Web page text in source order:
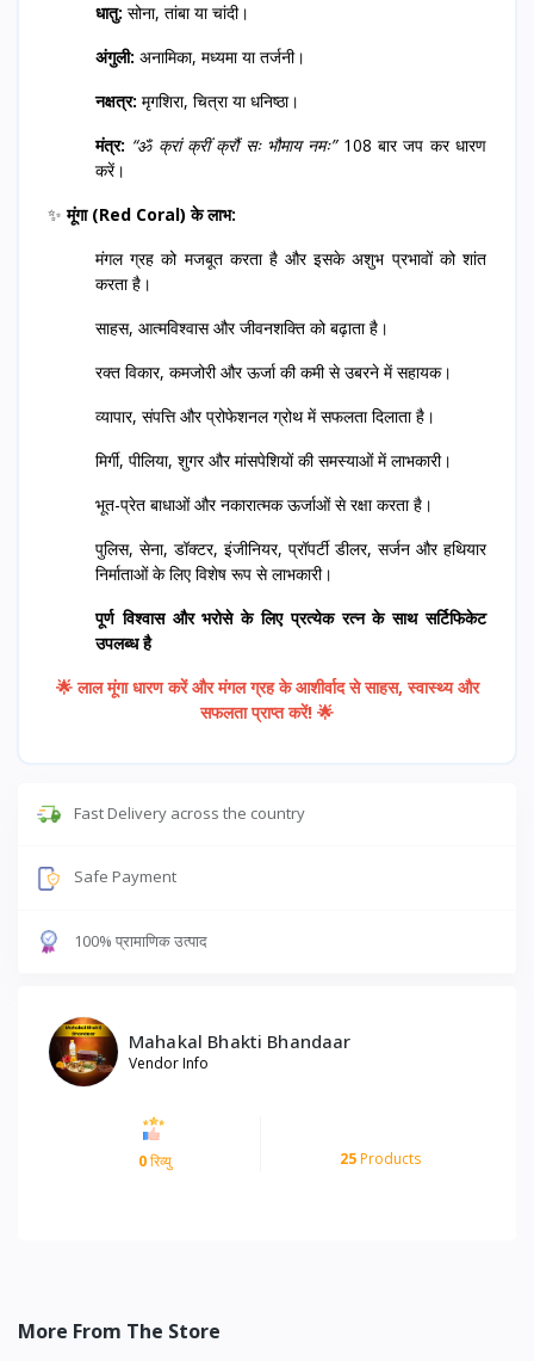
धातु: सोना, तांबा या चांदी।
अंगुली: अनामिका, मध्यमा या तर्जनी।
नक्षत्र: मृगशिरा, चित्रा या धनिष्ठा।
मंत्र: “ॐ क्रां क्रीं क्रौं सः भौमाय नमः”108 बार जप कर धारण
करें।
✨मूंगा (Red Coral) के लाभ:
मंगल ग्रह को मजबूत करता है और इसके अशुभ प्रभावों को शांत
करता है।
साहस, आत्मविश्वास और जीवनशक्ति को बढ़ाता है।
रक्त विकार, कमजोरी और ऊर्जा की कमी से उबरने में सहायक।
व्यापार, संपत्ति और प्रोफेशनल ग्रोथ में सफलता दिलाता है।
मिर्गी, पीलिया, शुगर और मांसपेशियों की समस्याओं में लाभकारी।
भूत-प्रेत बाधाओं और नकारात्मक ऊर्जाओं से रक्षा करता है।
पुलिस, सेना, डॉक्टर, इंजीनियर, प्रॉपर्टी डीलर, सर्जन और हथियार
निर्माताओं के लिए विशेष रूप से लाभकारी।
पूर्ण विश्वास और भरोसे के लिए प्रत्येक रत्न के साथ सर्टिफिकेट
उपलब्ध है
🌟 लाल मूंगा धारण करें और मंगल ग्रह के आशीर्वाद से साहस, स्वास्थ्य और
सफलता प्राप्त करें! 🌟
Fast Delivery across the country
Safe Payment
100% प्रामाणिक उत्पाद
Mahakal Bhakti Bhandaar
Vendor Info
0रिव्यु 25Products
More From The Store